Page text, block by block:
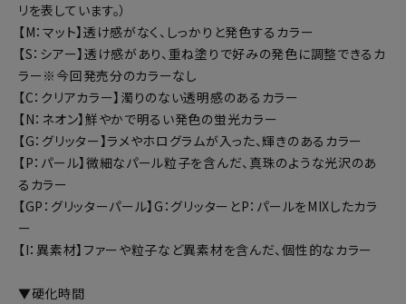
リを表しています。）
【M：マット】透け感がなく、しっかりと発色するカラー
【S：シアー】透け感があり、重ね塗りで好みの発色に調整できるカ
ラー※今回発売分のカラーなし
【C：クリアカラー】濁りのない透明感のあるカラー
【N：ネオン】鮮やかで明るい発色の蛍光カラー
【G：グリッター】ラメやホログラムが入った、輝きのあるカラー
【P：パール】微細なパール粒子を含んだ、真珠のような光沢のあ
るカラー
【GP：グリッターパール】G：グリッターとP：パールをMIXしたカラ
ー
【I：異素材】ファーや粒子など異素材を含んだ、個性的なカラー
▼硬化時間